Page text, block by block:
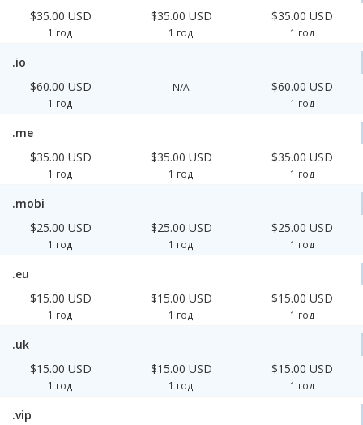
$35.00 USD
1 год
$35.00 USD
1 год
$35.00 USD
1 год
.io
$60.00 USD
1 год
N/A $60.00 USD
1 год
.me
$35.00 USD
1 год
$35.00 USD
1 год
$35.00 USD
1 год
.mobi
$25.00 USD
1 год
$25.00 USD
1 год
$25.00 USD
1 год
.eu
$15.00 USD
1 год
$15.00 USD
1 год
$15.00 USD
1 год
.uk
$15.00 USD
1 год
$15.00 USD
1 год
$15.00 USD
1 год
.vip